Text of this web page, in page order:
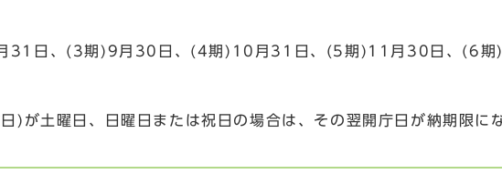
31日、(3期)9月30日、(4期)10月31日、(5期)11月30日、(6
土曜日、日曜日または祝日の場合は、その翌開庁日が納期限に